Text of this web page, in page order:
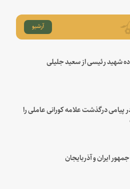
آرشیو
شهید رئیسی از سعید جلیلی
پیامی درگذشت علامه کورانی عاملی را
ایران و آذربایجان